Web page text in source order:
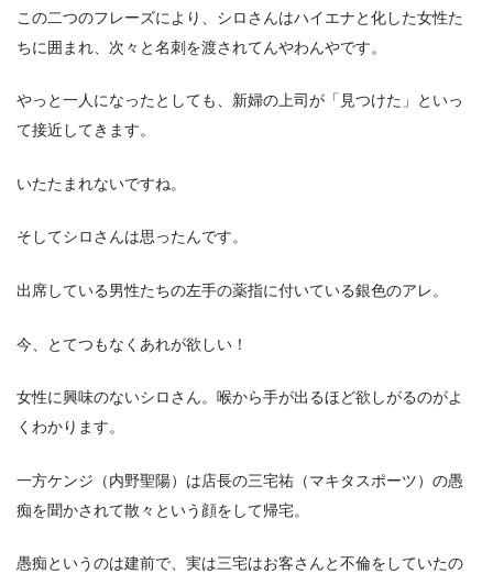
この二つのフレーズにより、シロさんはハイエナと化した女性た
ちに囲まれ、次々と名刺を渡されてんやわんやです。
やっと一人になったとしても、新婦の上司が「見つけた」といっ
て接近してきます。
いたたまれないですね。
そしてシロさんは思ったんです。
出席している男性たちの左手の薬指に付いている銀色のアレ。
今、とてつもなくあれが欲しい！
女性に興味のないシロさん。喉から手が出るほど欲しがるのがよ
くわかります。
一方ケンジ（内野聖陽）は店長の三宅祐（マキタスポーツ）の愚
痴を聞かされて散々という顔をして帰宅。
愚痴というのは建前で、実は三宅はお客さんと不倫をしていたの